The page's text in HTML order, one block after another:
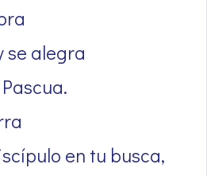
se alegra
en tu busca,